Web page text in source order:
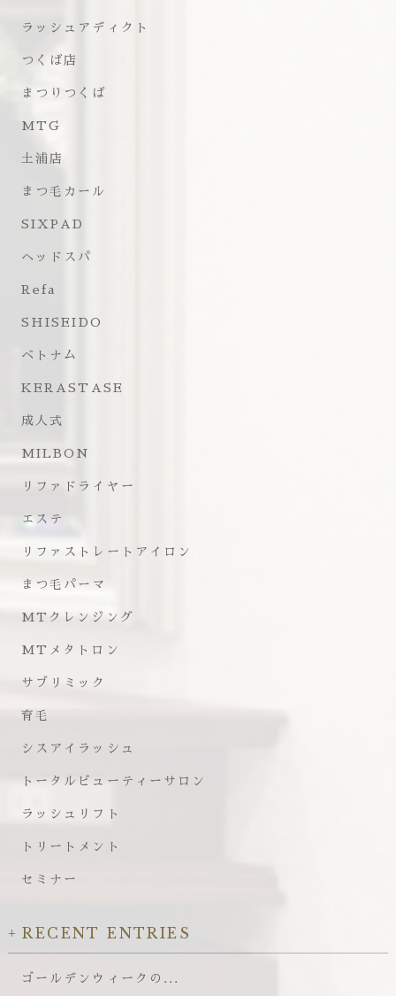
ラッシュアディクト
つくば店
まつりつくば
MTG
土浦店
まつ毛カール
SIXPAD
ヘッドスパ
Refa
SHISEIDO
ベトナム
KERASTASE
成人式
MILBON
リファドライヤー
エステ
リファストレートアイロン
まつ毛パーマ
MTクレンジング
MTメタトロン
サブリミック
育毛
シスアイラッシュ
トータルビューティーサロン
ラッシュリフト
トリートメント
セミナー
RECENT ENTRIES
ゴールデンウィークの...